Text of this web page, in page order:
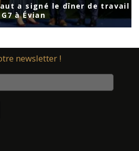
a signé le dîner de travail
à Évian
newsletter !